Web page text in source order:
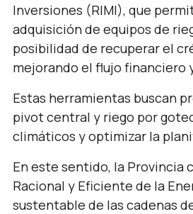
Inversiones (RIMI), que
adquisición de equipos de
posibilidad de recuperar el
mejorando el flujo financiero
Estas herramientas buscan
pivot central y riego por
climáticos y optimizar la
En este sentido, la Provincia
Racional y Eficiente de la
sustentable de las cadenas